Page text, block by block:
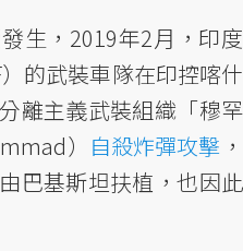
生，2019年2月，印度
的武裝車隊在印控喀什
離主義武裝組織「穆罕
） 自殺炸彈攻擊 ，
巴基斯坦扶植，也因此